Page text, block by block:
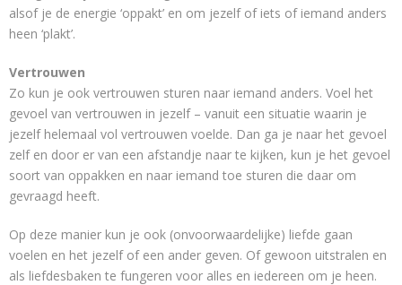
alsof je de energie ‘oppakt’ en om jezelf of iets of iemand anders
heen ‘plakt’.
Vertrouwen
Zo kun je ook vertrouwen sturen naar iemand anders. Voel het
gevoel van vertrouwen in jezelf – vanuit een situatie waarin je
jezelf helemaal vol vertrouwen voelde. Dan ga je naar het gevoel
zelf en door er van een afstandje naar te kijken, kun je het gevoel
soort van oppakken en naar iemand toe sturen die daar om
gevraagd heeft.
Op deze manier kun je ook (onvoorwaardelijke) liefde gaan
voelen en het jezelf of een ander geven. Of gewoon uitstralen en
als liefdesbaken te fungeren voor alles en iedereen om je heen.